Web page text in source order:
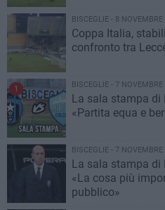
BISCEGLIE - 8
Coppa Italia,
confronto tra
1 BISCEGLIE - 7
La sala stampa di
«Partita equa e
BISCEGLIE - 7
La sala stampa di
«La cosa più
pubblico»